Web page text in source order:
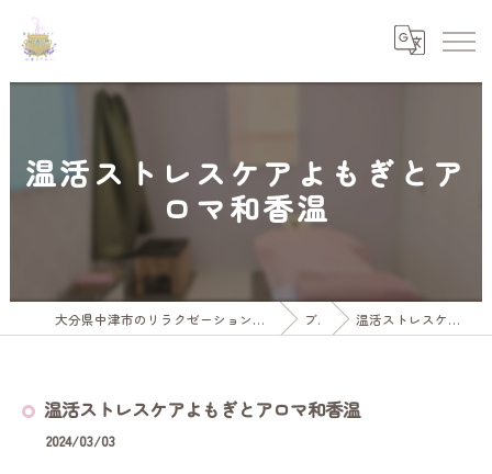
温活ストレスケアよもぎとア
ロマ和香温
大分県中津市のリラクゼーションなら温活ストレスケア水素とアロマ和香温 ブログ 温活ストレスケアよもぎとアロマ和香温
温活ストレスケアよもぎとアロマ和香温
2024/03/03